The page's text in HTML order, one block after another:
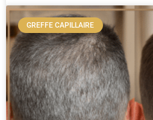
GREFFE CAPILLAIRE